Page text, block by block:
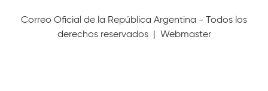
Correo Oficial de la República Argentina - Todos los
derechos reservados | Webmaster